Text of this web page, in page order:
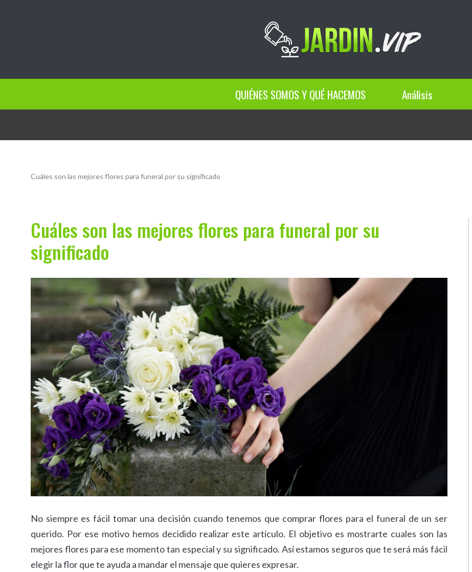
QUIÉNES SOMOS Y QUÉ HACEMOS Análisis
Cuáles son las mejores flores para funeral por su significado
Cuáles son las mejores flores para funeral por su
significado
No siempre es fácil tomar una decisión cuando tenemos que comprar flores para el funeral de un ser
querido. Por ese motivo hemos decidido realizar este artículo. El objetivo es mostrarte cuales son las
mejores flores para ese momento tan especial y su significado. Así estamos seguros que te será más fácil
elegir la flor que te ayuda a mandar el mensaje que quieres expresar.